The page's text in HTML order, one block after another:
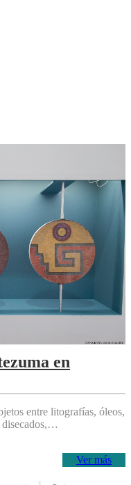
en
entre litografías, óleos,
disecados,…
Ver más